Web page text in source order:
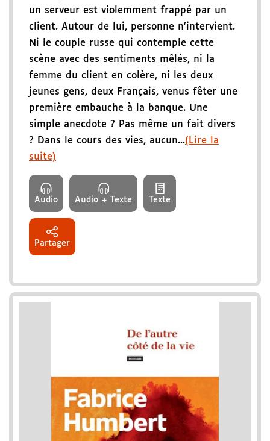
un serveur est violemment frappé par un
client. Autour de lui, personne n’intervient.
Ni le couple russe qui contemple cette
scène avec des sentiments mêlés, ni la
femme du client en colère, ni les deux
jeunes gens, deux Français, venus fêter une
première embauche à la banque. Une
simple anecdote ? Pas même un fait divers
? Dans le cours des vies, aucun...(Lire la
suite)
Audio Audio + Texte Texte
Partager